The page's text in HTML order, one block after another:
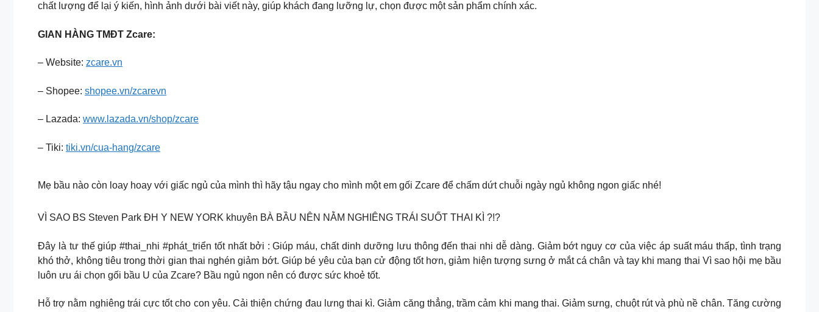
chất lượng để lại ý kiến, hình ảnh dưới bài viết này, giúp khách đang lưỡng lự, chọn được một sản phẩm chính xác.
GIAN HÀNG TMĐT Zcare:
– Website: zcare.vn
– Shopee: shopee.vn/zcarevn
– Lazada: www.lazada.vn/shop/zcare
– Tiki: tiki.vn/cua-hang/zcare
Mẹ bầu nào còn loay hoay với giấc ngủ của mình thì hãy tậu ngay cho mình một em gối Zcare để chấm dứt chuỗi ngày ngủ không ngon giấc nhé!
VÌ SAO BS Steven Park ĐH Y NEW YORK khuyên BÀ BẦU NÊN NẰM NGHIÊNG TRÁI SUỐT THAI KÌ ?!?
Đây là tư thế giúp #thai_nhi #phát_triển tốt nhất bởi : Giúp máu, chất dinh dưỡng lưu thông đến thai nhi dễ dàng. Giảm bớt nguy cơ của việc áp suất máu thấp, tình trạng
khó thở, không tiêu trong thời gian thai nghén giảm bớt. Giúp bé yêu của bạn cử động tốt hơn, giảm hiện tượng sưng ở mắt cá chân và tay khi mang thai Vì sao hội mẹ bầu
luôn ưu ái chọn gối bầu U của Zcare? Bầu ngủ ngon nên có được sức khoẻ tốt.
Hỗ trợ nằm nghiêng trái cực tốt cho con yêu. Cải thiện chứng đau lưng thai kì. Giảm căng thẳng, trầm cảm khi mang thai. Giảm sưng, chuột rút và phù nề chân. Tăng cường